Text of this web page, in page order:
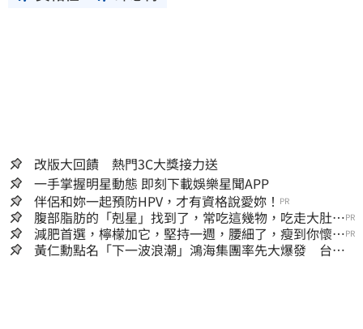
改版大回饋 熱門3C大獎接力送
一手掌握明星動態 即刻下載娛樂星聞APP
伴侶和妳一起預防HPV，才有資格說愛妳！ PR
腹部脂肪的「剋星」找到了，常吃這幾物，吃走大肚
囊，瘦出小蠻腰
PR
減肥首選，檸檬加它，堅持一週，腰細了，瘦到你懷疑
人生
PR
黃仁勳點名「下一波浪潮」鴻海集團率先大爆發 台股